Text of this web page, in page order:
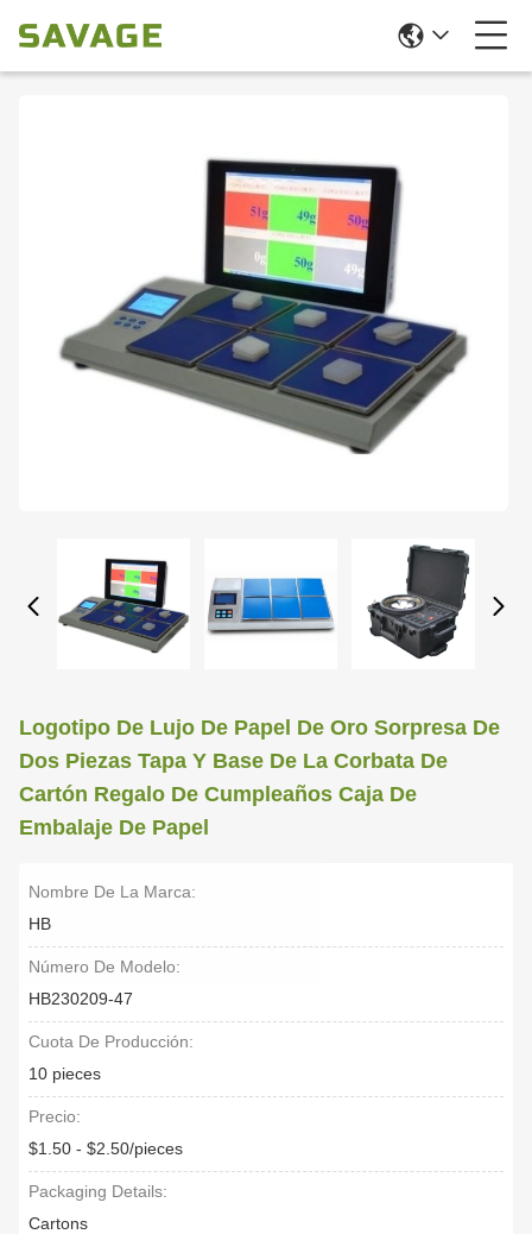
Logotipo De Lujo De Papel De Oro Sorpresa De
Dos Piezas Tapa Y Base De La Corbata De
Cartón Regalo De Cumpleaños Caja De
Embalaje De Papel
Nombre De La Marca:
HB
Número De Modelo:
HB230209-47
Cuota De Producción:
10 pieces
Precio:
$1.50 - $2.50/pieces
Packaging Details:
Cartons